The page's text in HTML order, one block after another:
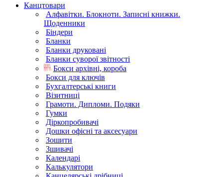
Канцтовари
Алфавітки. Блокноти. Записні книжки.
Щоденники
Біндери
Бланки
Бланки друковані
Бланки суворої звітності
Бокси архівні, короба
Бокси для ключів
Бухгалтерські книги
Візитниці
Грамоти. Дипломи. Подяки
Гумки
Діркопробивачі
Дошки офісні та аксесуари
Зошити
Зшивачі
Календарі
Калькулятори